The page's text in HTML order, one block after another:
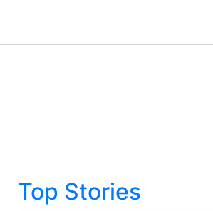
Top Stories